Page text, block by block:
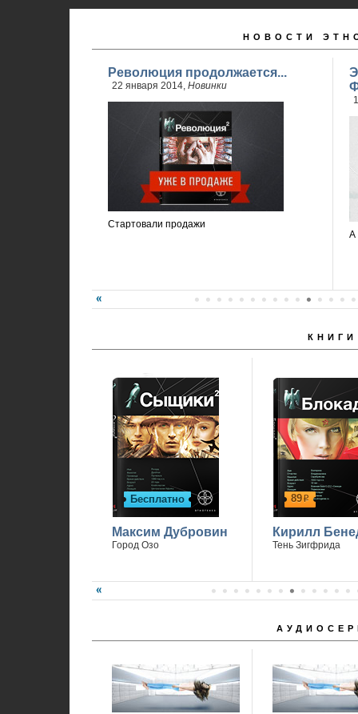
НОВОСТИ
Революция продолжается...
22 января 2014, Новинки
Стартовали продажи
А
КНИГИ
Бесплатно
Максим Дубровин
Город Озо
89р
Кирилл
Тень Зигфрида